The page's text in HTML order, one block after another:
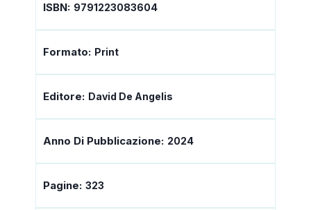
ISBN: 9791223083604
Formato: Print
Editore: David De Angelis
Anno Di Pubblicazione: 2024
Pagine: 323